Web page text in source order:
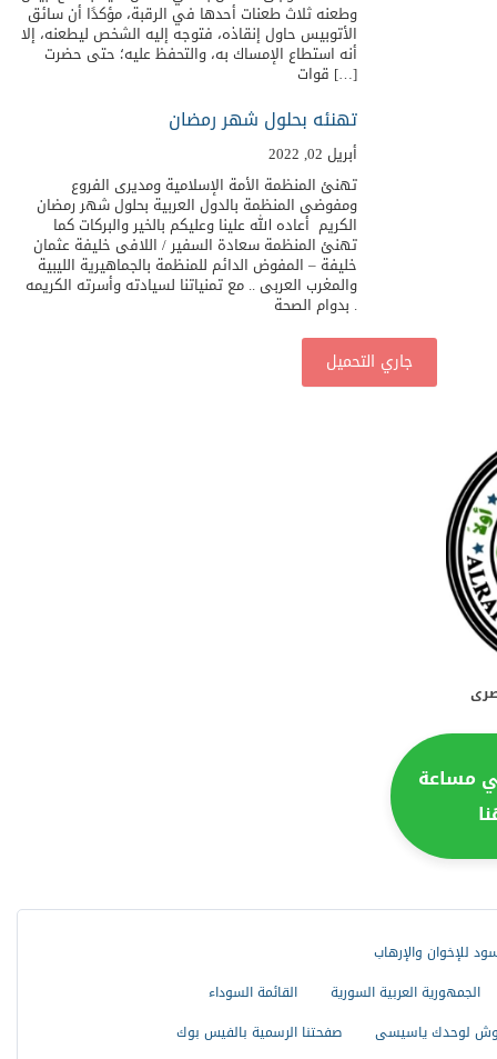
وطعنه ثلاث طعنات أحدها في الرقبة، مؤكدًا أن سائق
الأتوبيس حاول إنقاذه، فتوجه إليه الشخص ليطعنه، إلا
أنه استطاع الإمساك به، والتحفظ عليه؛ حتى حضرت
قوات […]
تهنئه بحلول شهر رمضان
أبريل 02, 2022
تهنئ المنظمة الأمة الإسلامية ومديرى الفروع
ومفوضى المنظمة بالدول العربية بحلول شهر رمضان
الكريم أعاده الله علينا وعليكم بالخير والبركات كما
تهنئ المنظمة سعادة السفير / اللافى خليفة عثمان
خليفة – المفوض الدائم للمنظمة بالجماهيرية الليبية
والمغرب العربى .. مع تمنياتنا لسيادته وأسرته الكريمه
بدوام الصحة .
جاري التحميل
مساعة
للإخوان والإرهاب
الجمهورية العربية السورية
القائمة السوداء
لوحدك ياسيسى
صفحتنا الرسمية بالفيس بوك